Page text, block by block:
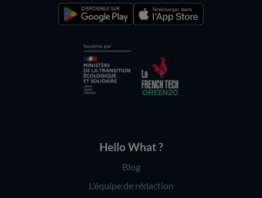
Hello What ?
Blog
L'équipe de rédaction